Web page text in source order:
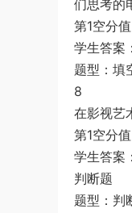
们思考的
第1空分
学生答案
题型：填
8
在影视艺
第1空分
学生答案
判断题
题型：判